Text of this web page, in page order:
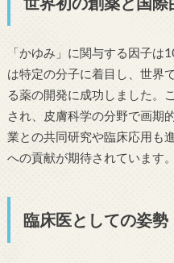
「かゆみ」に関与する因子
は特定の分子に着目し、世界
る薬の開発に成功しました。
され、皮膚科学の分野で画期
業との共同研究や臨床応用も
への貢献が期待されています。
臨床医としての姿勢